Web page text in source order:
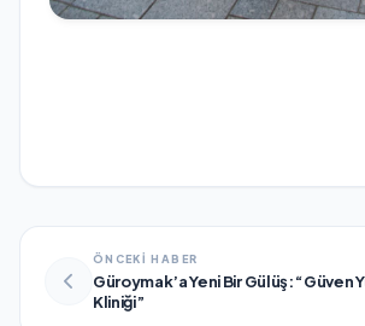
ÖNCEKİ HABER
Güroymak’a Yeni Bir Gülüş: “Güven
Kliniği”